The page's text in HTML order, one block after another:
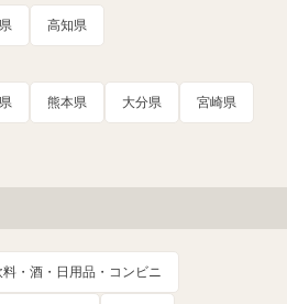
高知県
熊本県 大分県 宮崎県
・酒・日用品・コンビニ